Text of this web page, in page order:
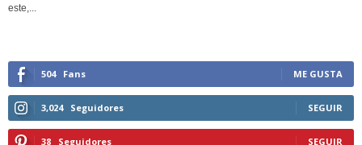
este,...
504 Fans ME GUSTA
3,024 Seguidores SEGUIR
38 Seguidores SEGUIR